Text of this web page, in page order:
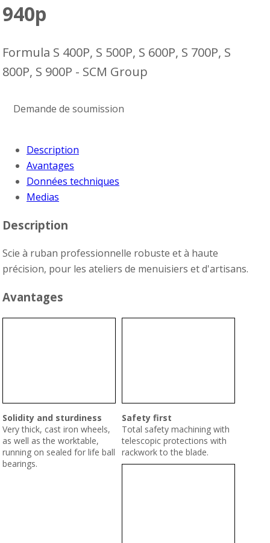
940p
Formula S 400P, S 500P, S 600P, S 700P, S
800P, S 900P - SCM Group
Demande de soumission
Description
Avantages
Données techniques
Medias
Description
Scie à ruban professionnelle robuste et à haute
précision, pour les ateliers de menuisiers et d'artisans.
Avantages
Solidity and sturdiness
Very thick, cast iron wheels,
as well as the worktable,
running on sealed for life ball
bearings.
Safety first
Total safety machining with
telescopic protections with
rackwork to the blade.